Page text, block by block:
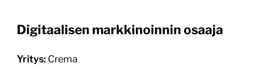
Digitaalisen markkinoinnin osaaja
Yritys: Crema